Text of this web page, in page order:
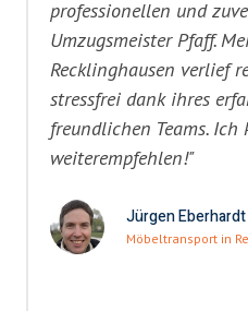
professionellen und
Umzugsmeister Pfaff.
Recklinghausen verlief
stressfrei dank ihres
freundlichen Teams.
weiterempfehlen!"
Jürgen Eberhardt
Möbeltransport in